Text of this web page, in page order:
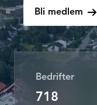
Bli medlem
Bedrifter
718